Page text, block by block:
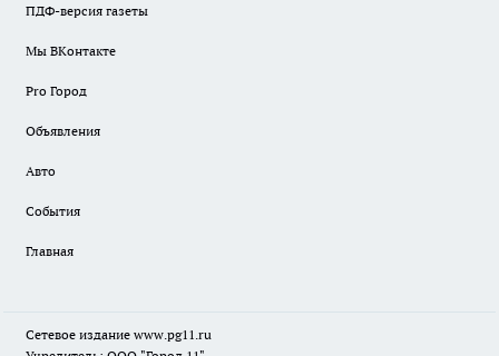
ПДФ-версия газеты
Мы ВКонтакте
Pro Город
Объявления
Авто
События
Главная
Сетевое издание www.pg11.ru